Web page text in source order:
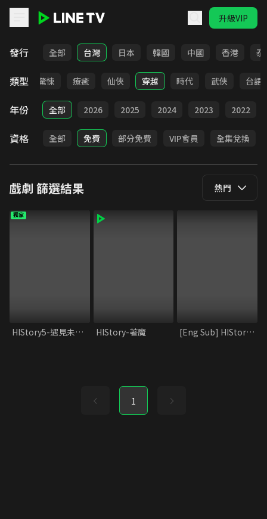
升級VIP
發行 全部 台灣 日本 韓國 中國 香港 泰
類型
奇幻 驚悚 療癒 仙俠 穿越 時代 武俠 台語
年份 全部 2026 2025 2024 2023 2022
資格 全部 免費 部分免費 VIP會員 全集兌換
戲劇 篩選結果 熱門
獨家
HIStory5-遇見未來的你 HIStory-著魔 [Eng Sub] HIStory1_Obsession
1